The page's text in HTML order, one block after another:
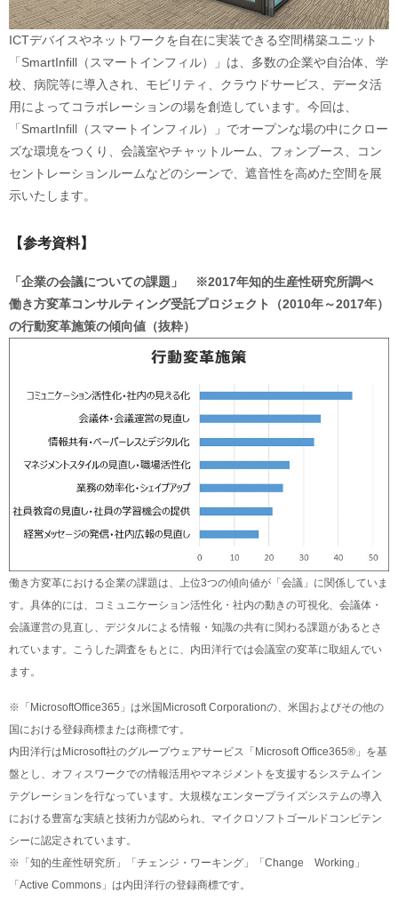
ICTデバイスやネットワークを自在に実装できる空間構築ユニット
「SmartInfill（スマートインフィル）」は、多数の企業や自治体、学
校、病院等に導入され、モビリティ、クラウドサービス、データ活
用によってコラボレーションの場を創造しています。今回は、
「SmartInfill（スマートインフィル）」でオープンな場の中にクロー
ズな環境をつくり、会議室やチャットルーム、フォンブース、コン
セントレーションルームなどのシーンで、遮音性を高めた空間を展
示いたします。
【参考資料】
「企業の会議についての課題」 ※2017年知的生産性研究所調べ
働き方変革コンサルティング受託プロジェクト（2010年～2017年）
の行動変革施策の傾向値（抜粋）
働き方変革における企業の課題は、上位3つの傾向値が「会議」に関係していま
す。具体的には、コミュニケーション活性化・社内の動きの可視化、会議体・
会議運営の見直し、デジタルによる情報・知識の共有に関わる課題があるとさ
れています。こうした調査をもとに、内田洋行では会議室の変革に取組んでい
ます。
※「MicrosoftOffice365」は米国Microsoft Corporationの、米国およびその他の
国における登録商標または商標です。
内田洋行はMicrosoft社のグループウェアサービス「Microsoft Office365®」を基
盤とし、オフィスワークでの情報活用やマネジメントを支援するシステムイン
テグレーションを行なっています。大規模なエンタープライズシステムの導入
における豊富な実績と技術力が認められ、マイクロソフトゴールドコンピテン
シーに認定されています。
※「知的生産性研究所」「チェンジ・ワーキング」「Change Working」
「Active Commons」は内田洋行の登録商標です。